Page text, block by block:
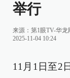
举行
来源： 第1眼TV-华龙
2025-11-04 10:24
11月1日至2